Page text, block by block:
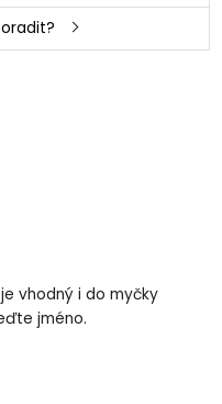
vhodný i do myčky
jméno.